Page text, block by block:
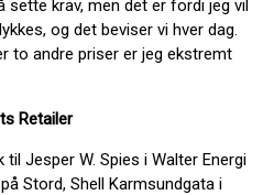
sette krav, men det er fordi jeg vil
og det beviser vi hver dag.
to andre priser er jeg ekstremt
Retailer
Jesper W. Spies i Walter Energi
Stord, Shell Karmsundgata i